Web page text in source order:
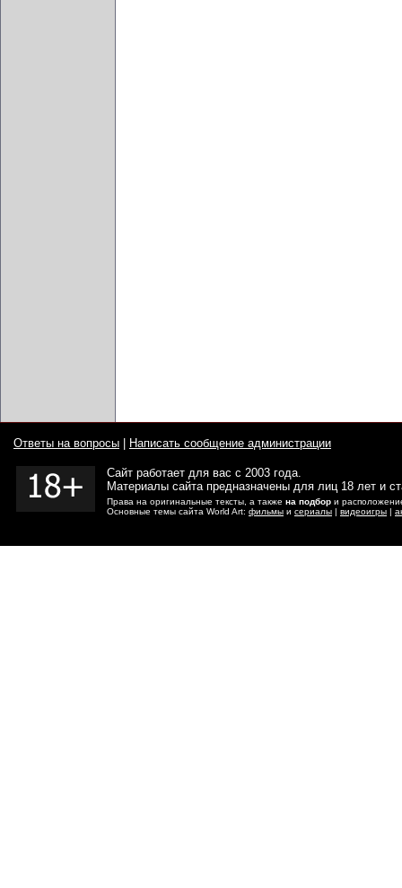
Ответы на вопросы Написать сообщение администрации
Сайт работает для вас с 2003 года.
Материалы сайта предназначены для лиц 18 лет и
Права на оригинальные тексты, а также на подбор и
Основные темы сайта World Art: фильмы и сериалы | видеоигры |